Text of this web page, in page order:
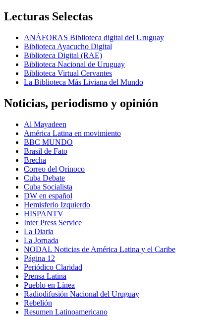
Lecturas Selectas
ANÁFORAS Biblioteca digital del Uruguay
Biblioteca Ayacucho Digital
Biblioteca Digital (RAE)
Biblioteca Nacional de Uruguay
Biblioteca Virtual Cervantes
La Biblioteca Más Liviana del Mundo
Noticias, periodismo y opinión
Al Mayadeen
América Latina en movimiento
BBC MUNDO
Brasil de Fato
Brecha
Correo del Orinoco
Cuba Debate
Cuba Socialista
DW en español
Hemisferio Izquierdo
HISPANTV
Inter Press Service
La Diaria
La Jornada
NODAL Noticias de América Latina y el Caribe
Página 12
Periódico Claridad
Prensa Latina
Pueblo en Línea
Radiodifusión Nacional del Uruguay
Rebelión
Resumen Latinoamericano